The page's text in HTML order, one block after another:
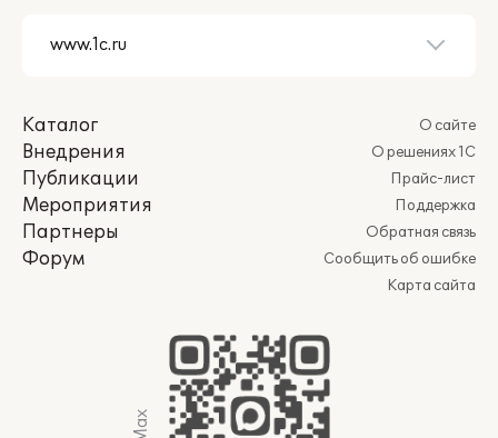
Каталог
Внедрения
Публикации
Мероприятия
Партнеры
Форум
О сайте
О решениях 1С
Прайс-лист
Поддержка
Обратная связь
Сообщить об ошибке
Карта сайта